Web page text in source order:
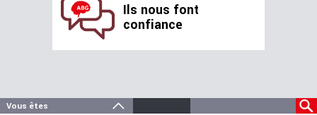
Ils nous font
confiance